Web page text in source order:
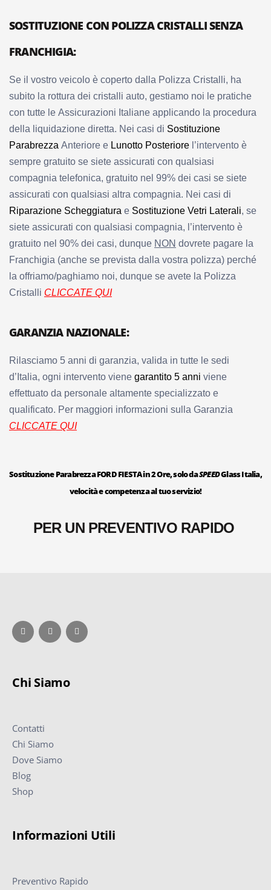
SOSTITUZIONE CON POLIZZA CRISTALLI SENZA
FRANCHIGIA:
Se il vostro veicolo è coperto dalla Polizza Cristalli, ha
subito la rottura dei cristalli auto, gestiamo noi le pratiche
con tutte le Assicurazioni Italiane applicando la procedura
della liquidazione diretta. Nei casi di Sostituzione
Parabrezza Anteriore e Lunotto Posteriore l’intervento è
sempre gratuito se siete assicurati con qualsiasi
compagnia telefonica, gratuito nel 99% dei casi se siete
assicurati con qualsiasi altra compagnia. Nei casi di
Riparazione Scheggiatura e Sostituzione Vetri Laterali, se
siete assicurati con qualsiasi compagnia, l’intervento è
gratuito nel 90% dei casi, dunque NON dovrete pagare la
Franchigia (anche se prevista dalla vostra polizza) perché
la offriamo/paghiamo noi, dunque se avete la Polizza
Cristalli CLICCATE QUI
GARANZIA NAZIONALE:
Rilasciamo 5 anni di garanzia, valida in tutte le sedi
d’Italia, ogni intervento viene garantito 5 anni viene
effettuato da personale altamente specializzato e
qualificato. Per maggiori informazioni sulla Garanzia
CLICCATE QUI
Sostituzione Parabrezza FORD FIESTA in 2 Ore, solo daSPEEDGlass Italia,
velocità e competenza al tuo servizio!
PER UN PREVENTIVO RAPIDO
Chi Siamo
Contatti
Chi Siamo
Dove Siamo
Blog
Shop
Informazioni Utili
Preventivo Rapido